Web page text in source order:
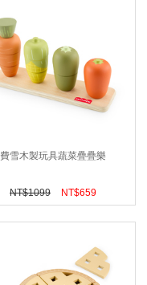
費雪木製玩具蔬菜疊疊樂
NT$1099 NT$659